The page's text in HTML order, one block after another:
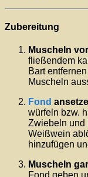
Zubereitung
Muscheln
fließendem
Bart
Muscheln
Fond
würfeln bzw.
Zwiebeln und
Weißwein
hinzufügen
Muscheln